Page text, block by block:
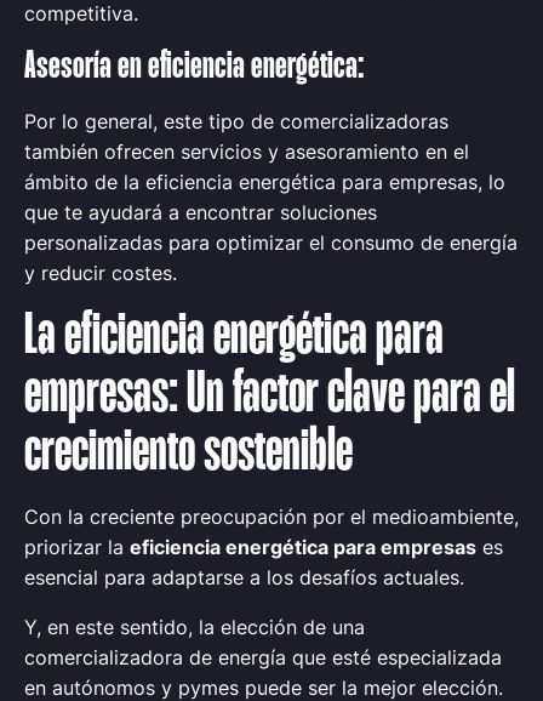
competitiva.
Asesoría en eficiencia energética:
Por lo general, este tipo de comercializadoras
también ofrecen servicios y asesoramiento en el
ámbito de la eficiencia energética para empresas, lo
que te ayudará a encontrar soluciones
personalizadas para optimizar el consumo de energía
y reducir costes.
La eficiencia energética para
empresas: Un factor clave para el
crecimiento sostenible
Con la creciente preocupación por el medioambiente,
priorizar la eficiencia energética para empresas es
esencial para adaptarse a los desafíos actuales.
Y, en este sentido, la elección de una
comercializadora de energía que esté especializada
en autónomos y pymes puede ser la mejor elección.